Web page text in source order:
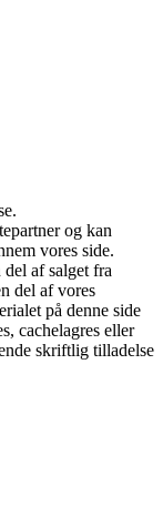
og kan
vores side.
af salget fra
del af vores
på denne side
cachelagres eller
skriftlig tilladelse